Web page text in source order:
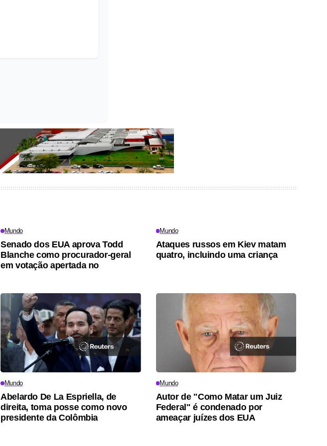
Mundo
Senado dos EUA aprova Todd
Blanche como procurador-geral
em votação apertada no
Mundo
Ataques russos em Kiev matam
quatro, incluindo uma criança
Mundo
Abelardo De La Espriella, de
direita, toma posse como novo
presidente da Colômbia
Mundo
Autor de "Como Matar um Juiz
Federal" é condenado por
ameaçar juízes dos EUA